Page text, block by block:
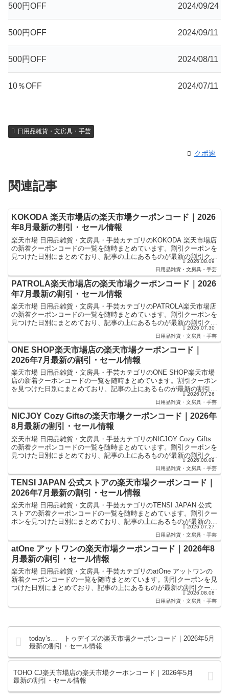
500円OFF 2024/09/24
500円OFF 2024/09/11
500円OFF 2024/08/11
10％OFF 2024/07/11
日用品雑貨・文房具・手芸
クポ速
関連記事
KOKODA 楽天市場店の楽天市場クーポンコード｜2026
年8月最新の割引・セール情報
楽天市場 日用品雑貨・文房具・手芸カテゴリのKOKODA 楽天市場店
の新着クーポンコードの一覧を随時まとめています。割引クーポンを
見つけた日別にまとめており、記事の上にあるものが最新の割引クー
2026.08.09
日用品雑貨・文房具・手芸
PATROLA楽天市場店の楽天市場クーポンコード｜2026
年7月最新の割引・セール情報
楽天市場 日用品雑貨・文房具・手芸カテゴリのPATROLA楽天市場店
の新着クーポンコードの一覧を随時まとめています。割引クーポンを
見つけた日別にまとめており、記事の上にあるものが最新の割引クー
2026.07.30
日用品雑貨・文房具・手芸
ONE SHOP楽天市場店の楽天市場クーポンコード｜
2026年7月最新の割引・セール情報
楽天市場 日用品雑貨・文房具・手芸カテゴリのONE SHOP楽天市場
店の新着クーポンコードの一覧を随時まとめています。割引クーポン
を見つけた日別にまとめており、記事の上にあるものが最新の割引ク
2026.07.26
日用品雑貨・文房具・手芸
NICJOY Cozy Giftsの楽天市場クーポンコード｜2026年
8月最新の割引・セール情報
楽天市場 日用品雑貨・文房具・手芸カテゴリのNICJOY Cozy Gifts
の新着クーポンコードの一覧を随時まとめています。割引クーポンを
見つけた日別にまとめており、記事の上にあるものが最新の割引クー
2026.08.09
日用品雑貨・文房具・手芸
TENSI JAPAN 公式ストアの楽天市場クーポンコード｜
2026年7月最新の割引・セール情報
楽天市場 日用品雑貨・文房具・手芸カテゴリのTENSI JAPAN 公式
ストアの新着クーポンコードの一覧を随時まとめています。割引クー
ポンを見つけた日別にまとめており、記事の上にあるものが最新の割
2026.07.27
日用品雑貨・文房具・手芸
atOne アットワンの楽天市場クーポンコード｜2026年8
月最新の割引・セール情報
楽天市場 日用品雑貨・文房具・手芸カテゴリのatOne アットワンの
新着クーポンコードの一覧を随時まとめています。割引クーポンを見
つけた日別にまとめており、記事の上にあるものが最新の割引クーポ
2026.08.08
日用品雑貨・文房具・手芸
today’s… トゥデイズの楽天市場クーポンコード｜2026年5月
最新の割引・セール情報
TOHO CJ楽天市場店の楽天市場クーポンコード｜2026年5月
最新の割引・セール情報